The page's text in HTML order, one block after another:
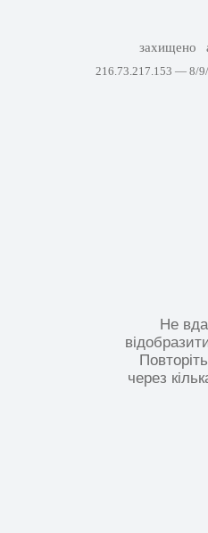
захищено
216.73.217.153 — 8/
Не
через